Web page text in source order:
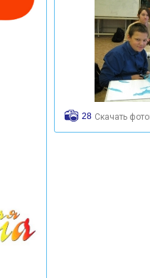
28 Скачать